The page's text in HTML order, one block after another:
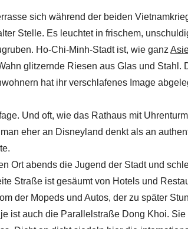
sich während der beiden
Stelle. Es leuchtet in frischem,
Ho-Chi-Minh-Stadt ist, wie ganz
glitzernde Riesen aus Glas und Stahl.
hat ihr verschlafenes Image
Und oft, wie das Rathaus mit
eher an Disneyland denkt als an
Ort abends die Jugend der Stadt und
Straße ist gesäumt von Hotels und
der Mopeds und Autos, der zu später
ist auch die Parallelstraße Dong Khoi. Sie